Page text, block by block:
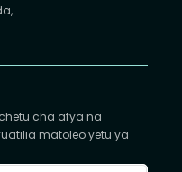
cha afya na
matoleo yetu ya